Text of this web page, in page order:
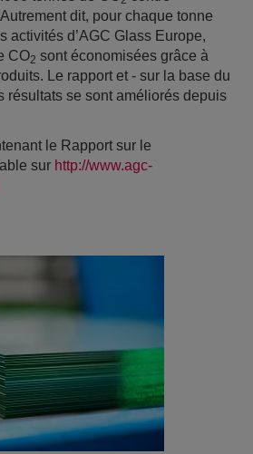
dit, pour chaque tonne
activités d’AGC Glass Europe,
CO2 sont économisées grâce à
Le rapport et - sur la base du
résultats se sont améliorés depuis
le Rapport sur le
sur http://www.agc-